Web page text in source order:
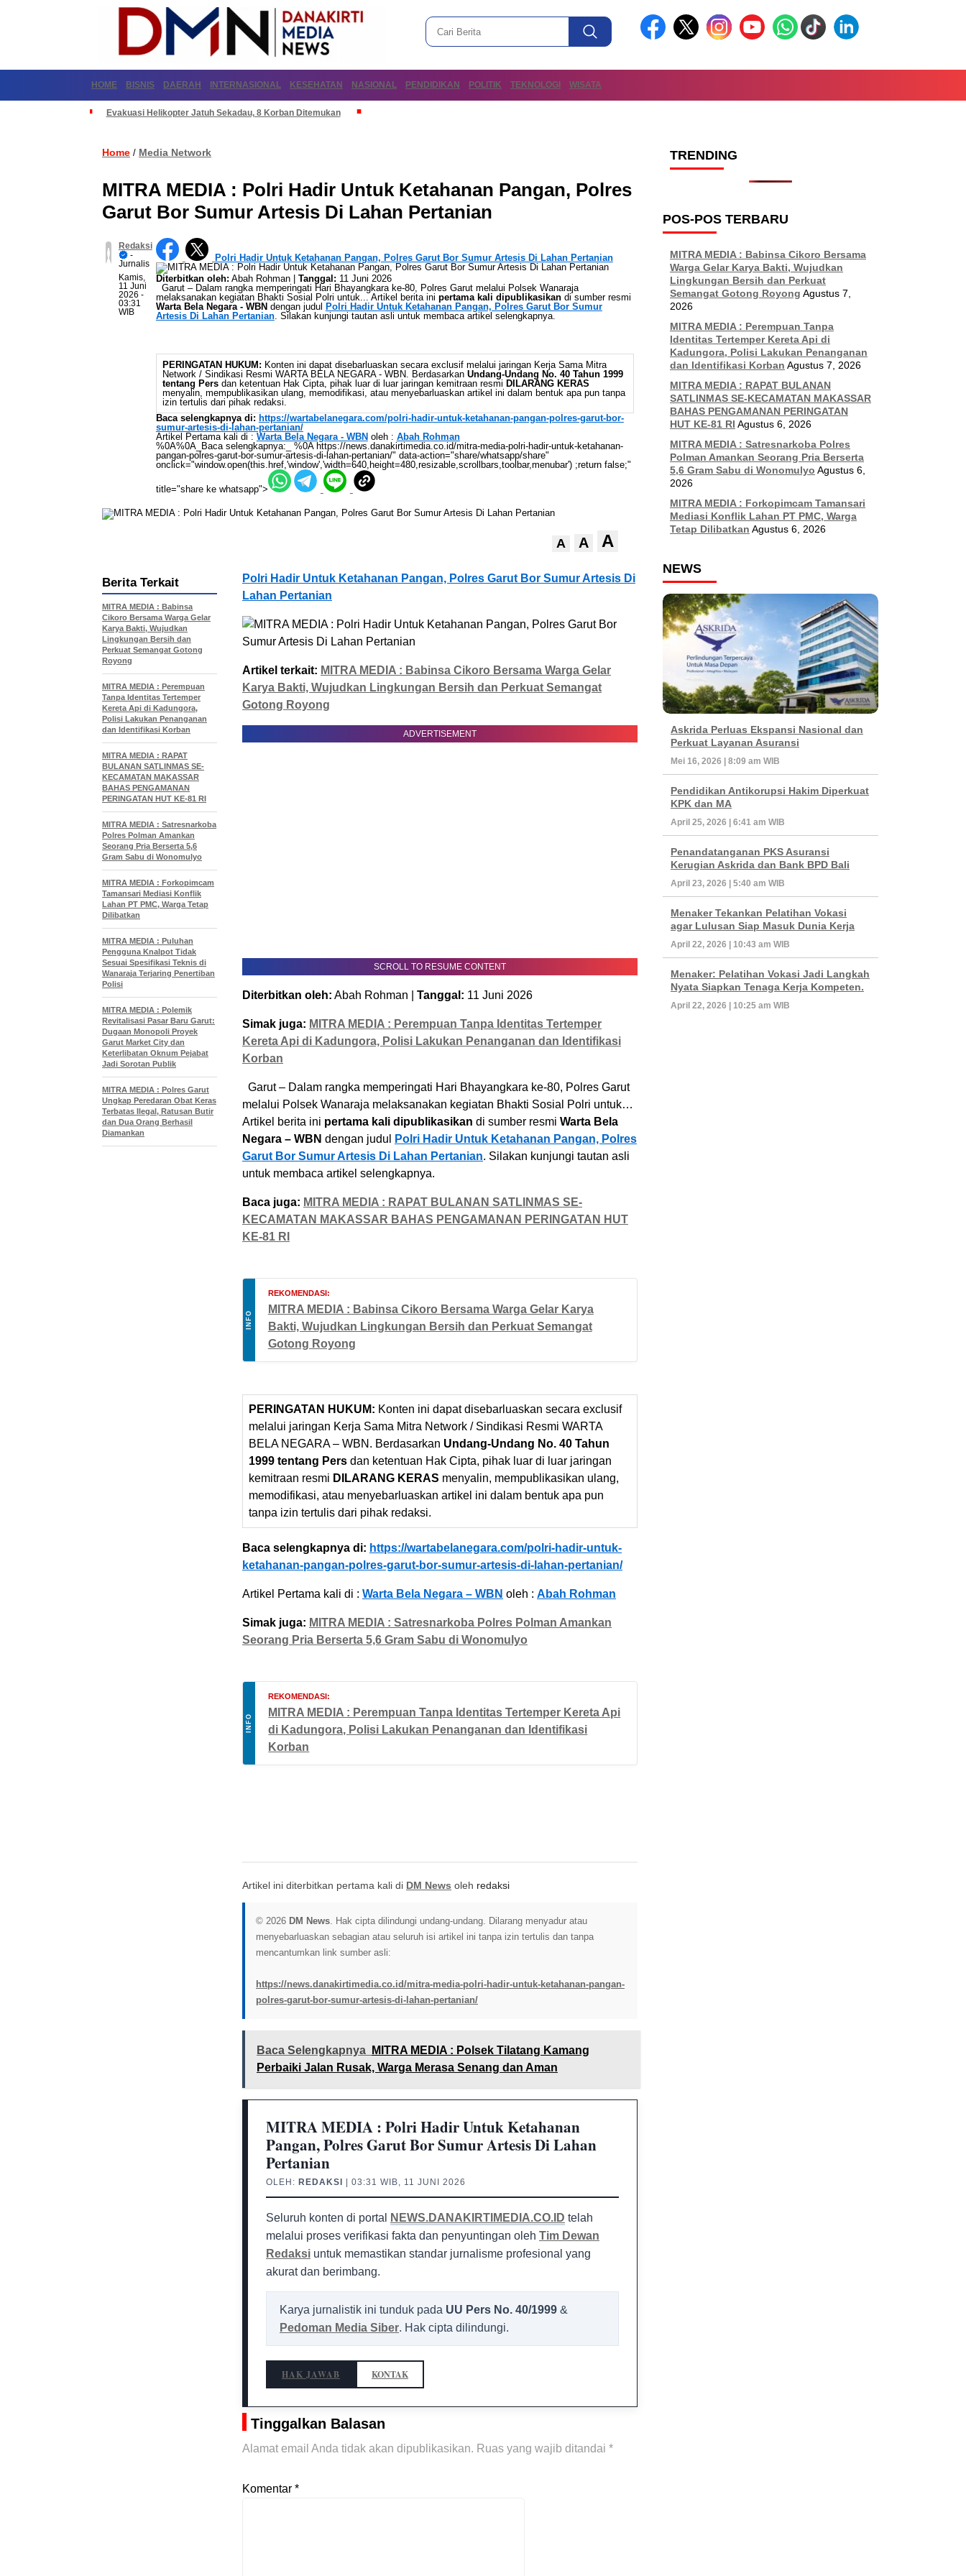
HOME BISNIS DAERAH INTERNASIONAL KESEHATAN NASIONAL PENDIDIKAN POLITIK TEKNOLOGI WISATA
Evakuasi Helikopter Jatuh Sekadau, 8 Korban Ditemukan
Home / Media Network
MITRA MEDIA : Polri Hadir Untuk Ketahanan Pangan, Polres
Garut Bor Sumur Artesis Di Lahan Pertanian
Redaksi
-
Jurnalis
Kamis,
11 Juni
2026 -
03:31
WIB
Polri Hadir Untuk Ketahanan Pangan, Polres Garut Bor Sumur Artesis Di Lahan Pertanian
Diterbitkan oleh: Abah Rohman | Tanggal: 11 Juni 2026
Garut – Dalam rangka memperingati Hari Bhayangkara ke-80, Polres Garut melalui Polsek Wanaraja
melaksanakan kegiatan Bhakti Sosial Polri untuk... Artikel berita ini pertama kali dipublikasikandi sumber resmi
Warta Bela Negara - WBN dengan judul Polri Hadir Untuk Ketahanan Pangan, Polres Garut Bor Sumur
Artesis Di Lahan Pertanian. Silakan kunjungi tautan asli untuk membaca artikel selengkapnya.
PERINGATAN HUKUM: Konten ini dapat disebarluaskan secara exclusif melalui jaringan Kerja Sama Mitra
Network / Sindikasi Resmi WARTA BELA NEGARA - WBN. Berdasarkan Undang-Undang No. 40 Tahun 1999
tentang Persdan ketentuan Hak Cipta, pihak luar di luar jaringan kemitraan resmi DILARANG KERAS
menyalin, mempublikasikan ulang, memodifikasi, atau menyebarluaskan artikel ini dalam bentuk apa pun tanpa
izin tertulis dari pihak redaksi.
Baca selengkapnya di: https://wartabelanegara.com/polri-hadir-untuk-ketahanan-pangan-polres-garut-bor-
sumur-artesis-di-lahan-pertanian/
Artikel Pertama kali di : Warta Bela Negara - WBN oleh : Abah Rohman
%0A%0A_Baca selengkapnya:_ %0A https://news.danakirtimedia.co.id/mitra-media-polri-hadir-untuk-ketahanan-
pangan-polres-garut-bor-sumur-artesis-di-lahan-pertanian/" data-action="share/whatsapp/share"
onclick="window.open(this.href,'window','width=640,height=480,resizable,scrollbars,toolbar,menubar') ;return false;"
title="share ke whatsapp">
A A A
Polri Hadir Untuk Ketahanan Pangan, Polres Garut Bor Sumur Artesis Di
Lahan Pertanian
Artikel terkait: MITRA MEDIA : Babinsa Cikoro Bersama Warga Gelar
Karya Bakti, Wujudkan Lingkungan Bersih dan Perkuat Semangat
Gotong Royong
ADVERTISEMENT
SCROLL TO RESUME CONTENT
Diterbitkan oleh: Abah Rohman | Tanggal: 11 Juni 2026
Simak juga: MITRA MEDIA : Perempuan Tanpa Identitas Tertemper
Kereta Api di Kadungora, Polisi Lakukan Penanganan dan Identifikasi
Korban
Garut – Dalam rangka memperingati Hari Bhayangkara ke-80, Polres Garut
melalui Polsek Wanaraja melaksanakan kegiatan Bhakti Sosial Polri untuk…
Artikel berita ini pertama kali dipublikasikan di sumber resmi Warta Bela
Negara – WBN dengan judul
Polri Hadir Untuk Ketahanan Pangan, Polres
Garut Bor Sumur Artesis Di Lahan Pertanian. Silakan kunjungi tautan asli
untuk membaca artikel selengkapnya.
Baca juga: MITRA MEDIA : RAPAT BULANAN SATLINMAS SE-
KECAMATAN MAKASSAR BAHAS PENGAMANAN PERINGATAN HUT
KE-81 RI
INFO
REKOMENDASI:
MITRA MEDIA : Babinsa Cikoro Bersama Warga Gelar Karya
Bakti, Wujudkan Lingkungan Bersih dan Perkuat Semangat
Gotong Royong
PERINGATAN HUKUM: Konten ini dapat disebarluaskan secara exclusif
melalui jaringan Kerja Sama Mitra Network / Sindikasi Resmi WARTA
BELA NEGARA – WBN. Berdasarkan Undang-Undang No. 40 Tahun
1999 tentang Pers dan ketentuan Hak Cipta, pihak luar di luar jaringan
kemitraan resmi DILARANG KERAS menyalin, mempublikasikan ulang,
memodifikasi, atau menyebarluaskan artikel ini dalam bentuk apa pun
tanpa izin tertulis dari pihak redaksi.
Baca selengkapnya di: https://wartabelanegara.com/polri-hadir-untuk-
ketahanan-pangan-polres-garut-bor-sumur-artesis-di-lahan-pertanian/
Artikel Pertama kali di : Warta Bela Negara – WBN oleh : Abah Rohman
Simak juga: MITRA MEDIA : Satresnarkoba Polres Polman Amankan
Seorang Pria Berserta 5,6 Gram Sabu di Wonomulyo
INFO
REKOMENDASI:
MITRA MEDIA : Perempuan Tanpa Identitas Tertemper Kereta Api
di Kadungora, Polisi Lakukan Penanganan dan Identifikasi
Korban
Artikel ini diterbitkan pertama kali di DM News oleh redaksi
© 2026 DM News. Hak cipta dilindungi undang-undang. Dilarang menyadur atau
menyebarluaskan sebagian atau seluruh isi artikel ini tanpa izin tertulis dan tanpa
mencantumkan link sumber asli:
https://news.danakirtimedia.co.id/mitra-media-polri-hadir-untuk-ketahanan-pangan-
polres-garut-bor-sumur-artesis-di-lahan-pertanian/
Baca Selengkapnya
MITRA MEDIA : Polsek Tilatang Kamang
Perbaiki Jalan Rusak, Warga Merasa Senang dan Aman
MITRA MEDIA : Polri Hadir Untuk Ketahanan
Pangan, Polres Garut Bor Sumur Artesis Di Lahan
Pertanian
OLEH: REDAKSI | 03:31 WIB, 11 JUNI 2026
Seluruh konten di portal NEWS.DANAKIRTIMEDIA.CO.ID telah
melalui proses verifikasi fakta dan penyuntingan oleh Tim Dewan
Redaksi untuk memastikan standar jurnalisme profesional yang
akurat dan berimbang.
Karya jurnalistik ini tunduk pada UU Pers No. 40/1999 &
Pedoman Media Siber. Hak cipta dilindungi.
HAK JAWAB KONTAK
Tinggalkan Balasan
Alamat email Anda tidak akan dipublikasikan. Ruas yang wajib ditandai *
Komentar *
Berita Terkait
MITRA MEDIA : Babinsa
Cikoro Bersama Warga Gelar
Karya Bakti, Wujudkan
Lingkungan Bersih dan
Perkuat Semangat Gotong
Royong
MITRA MEDIA : Perempuan
Tanpa Identitas Tertemper
Kereta Api di Kadungora,
Polisi Lakukan Penanganan
dan Identifikasi Korban
MITRA MEDIA : RAPAT
BULANAN SATLINMAS SE-
KECAMATAN MAKASSAR
BAHAS PENGAMANAN
PERINGATAN HUT KE-81 RI
MITRA MEDIA : Satresnarkoba
Polres Polman Amankan
Seorang Pria Berserta 5,6
Gram Sabu di Wonomulyo
MITRA MEDIA : Forkopimcam
Tamansari Mediasi Konflik
Lahan PT PMC, Warga Tetap
Dilibatkan
MITRA MEDIA : Puluhan
Pengguna Knalpot Tidak
Sesuai Spesifikasi Teknis di
Wanaraja Terjaring Penertiban
Polisi
MITRA MEDIA : Polemik
Revitalisasi Pasar Baru Garut:
Dugaan Monopoli Proyek
Garut Market City dan
Keterlibatan Oknum Pejabat
Jadi Sorotan Publik
MITRA MEDIA : Polres Garut
Ungkap Peredaran Obat Keras
Terbatas Ilegal, Ratusan Butir
dan Dua Orang Berhasil
Diamankan
TRENDING
POS-POS TERBARU
MITRA MEDIA : Babinsa Cikoro Bersama
Warga Gelar Karya Bakti, Wujudkan
Lingkungan Bersih dan Perkuat
Semangat Gotong Royong Agustus 7,
2026
MITRA MEDIA : Perempuan Tanpa
Identitas Tertemper Kereta Api di
Kadungora, Polisi Lakukan Penanganan
dan Identifikasi Korban Agustus 7, 2026
MITRA MEDIA : RAPAT BULANAN
SATLINMAS SE-KECAMATAN MAKASSAR
BAHAS PENGAMANAN PERINGATAN
HUT KE-81 RI Agustus 6, 2026
MITRA MEDIA : Satresnarkoba Polres
Polman Amankan Seorang Pria Berserta
5,6 Gram Sabu di Wonomulyo Agustus 6,
2026
MITRA MEDIA : Forkopimcam Tamansari
Mediasi Konflik Lahan PT PMC, Warga
Tetap Dilibatkan Agustus 6, 2026
NEWS
Askrida Perluas Ekspansi Nasional dan
Perkuat Layanan Asuransi
Mei 16, 2026 | 8:09 am WIB
Pendidikan Antikorupsi Hakim Diperkuat
KPK dan MA
April 25, 2026 | 6:41 am WIB
Penandatanganan PKS Asuransi
Kerugian Askrida dan Bank BPD Bali
April 23, 2026 | 5:40 am WIB
Menaker Tekankan Pelatihan Vokasi
agar Lulusan Siap Masuk Dunia Kerja
April 22, 2026 | 10:43 am WIB
Menaker: Pelatihan Vokasi Jadi Langkah
Nyata Siapkan Tenaga Kerja Kompeten.
April 22, 2026 | 10:25 am WIB